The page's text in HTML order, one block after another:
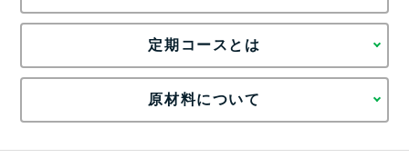
定期コースとは
原材料について